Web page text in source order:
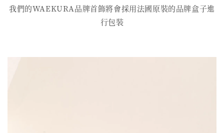
我們的WAEKURA品牌首飾將會採用法國原裝的品牌盒子進
行包裝